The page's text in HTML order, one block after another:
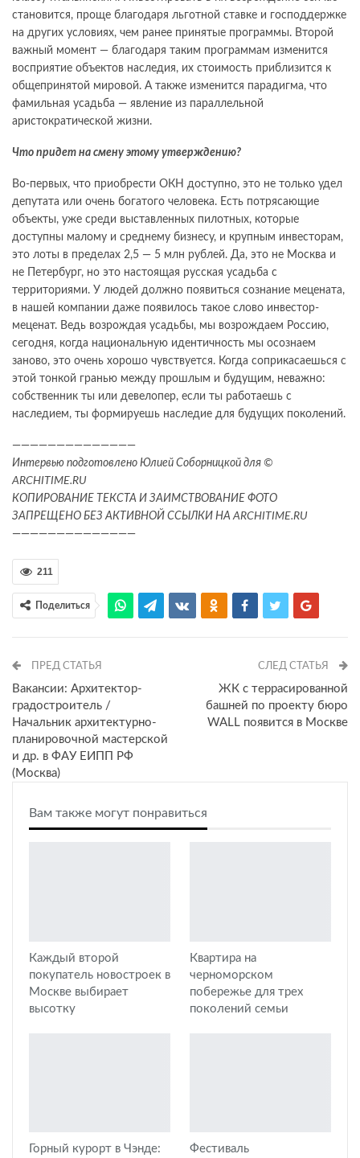
становится, проще благодаря льготной ставке и господдержке
на других условиях, чем ранее принятые программы. Второй
важный момент — благодаря таким программам изменится
восприятие объектов наследия, их стоимость приблизится к
общепринятой мировой. А также изменится парадигма, что
фамильная усадьба — явление из параллельной
аристократической жизни.
Что придет на смену этому утверждению?
Во-первых, что приобрести ОКН доступно, это не только удел
депутата или очень богатого человека. Есть потрясающие
объекты, уже среди выставленных пилотных, которые
доступны малому и среднему бизнесу, и крупным инвесторам,
это лоты в пределах 2,5 — 5 млн рублей. Да, это не Москва и
не Петербург, но это настоящая русская усадьба с
территориями. У людей должно появиться сознание мецената,
в нашей компании даже появилось такое слово инвестор-
меценат. Ведь возрождая усадьбы, мы возрождаем Россию,
сегодня, когда национальную идентичность мы осознаем
заново, это очень хорошо чувствуется. Когда соприкасаешься с
этой тонкой гранью между прошлым и будущим, неважно:
собственник ты или девелопер, если ты работаешь с
наследием, ты формируешь наследие для будущих поколений.
——————————————
Интервью подготовлено Юлией Соборницкой для ©
ARCHITIME.RU
КОПИРОВАНИЕ ТЕКСТА И ЗАИМСТВОВАНИЕ ФОТО
ЗАПРЕЩЕНО БЕЗ АКТИВНОЙ ССЫЛКИ НА ARCHITIME.RU
——————————————
211
Поделиться
ПРЕД СТАТЬЯ
Вакансии: Архитектор-
градостроитель /
Начальник архитектурно-
планировочной мастерской
и др. в ФАУ ЕИПП РФ
(Москва)
СЛЕД СТАТЬЯ
ЖК с террасированной
башней по проекту бюро
WALL появится в Москве
Вам также могут понравиться
Каждый второй
покупатель новостроек в
Москве выбирает
высотку
Квартира на
черноморском
побережье для трех
поколений семьи
Горный курорт в Чэнде:
Фестиваль